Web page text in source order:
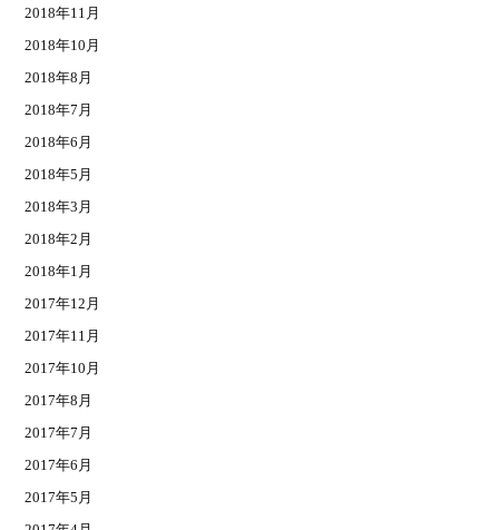
2018年11月
2018年10月
2018年8月
2018年7月
2018年6月
2018年5月
2018年3月
2018年2月
2018年1月
2017年12月
2017年11月
2017年10月
2017年8月
2017年7月
2017年6月
2017年5月